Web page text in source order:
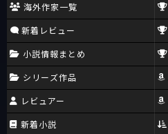
海外作家一覧
新着レビュー
小説情報まとめ
シリーズ作品
レビュアー
新着小説